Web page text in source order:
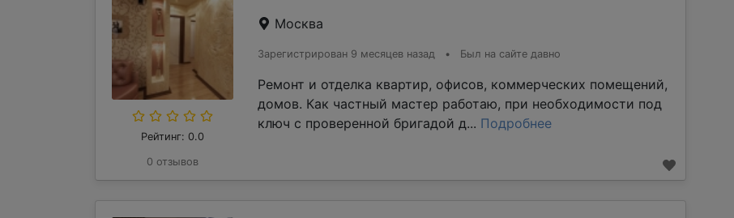
Рейтинг: 0.0
0 отзывов
Москва
Зарегистрирован 9 месяцев назад • Был на сайте давно
Ремонт и отделка квартир, офисов, коммерческих помещений,
домов. Как частный мастер работаю, при необходимости под
ключ с проверенной бригадой д... Подробнее